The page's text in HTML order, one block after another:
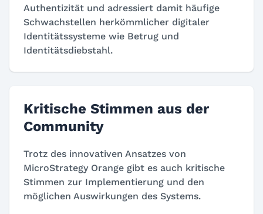
Authentizität und adressiert damit häufige
Schwachstellen herkömmlicher digitaler
Identitätssysteme wie Betrug und
Identitätsdiebstahl.
Kritische Stimmen aus der
Community
Trotz des innovativen Ansatzes von
MicroStrategy Orange gibt es auch kritische
Stimmen zur Implementierung und den
möglichen Auswirkungen des Systems.